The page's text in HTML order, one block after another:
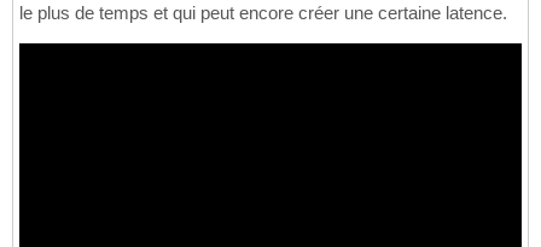
le plus de temps et qui peut encore créer une certaine latence.